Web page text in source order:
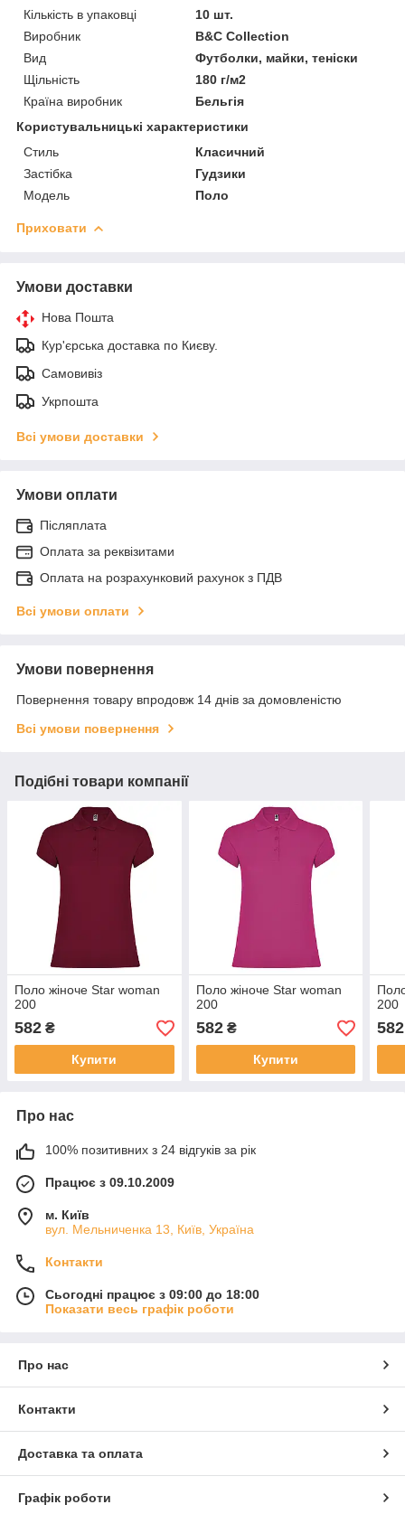
Кількість в упаковці
10 шт.
Виробник
B&C Collection
Вид
Футболки, майки, теніски
Щільність
180 г/м2
Країна виробник
Бельгія
Користувальницькі характеристики
Стиль
Класичний
Застібка
Гудзики
Модель
Поло
Приховати
Умови доставки
Нова Пошта
Кур'єрська доставка по Києву.
Самовивіз
Укрпошта
Всі умови доставки
Умови оплати
Післяплата
Оплата за реквізитами
Оплата на розрахунковий рахунок з ПДВ
Всі умови оплати
Умови повернення
Повернення товару впродовж 14 днів за домовленістю
Всі умови повернення
Подібні товари компанії
Поло жіноче Star woman
200
582 ₴
Купити
Поло жіноче Star woman
200
582₴
Купити
200
582
Про нас
100% позитивних з 24 відгуків за рік
Працює з 09.10.2009
м. Київ
вул. Мельниченка 13, Київ, Україна
Контакти
Сьогодні працює з 09:00 до 18:00
Показати весь графік роботи
Про нас
Контакти
Доставка та оплата
Графік роботи